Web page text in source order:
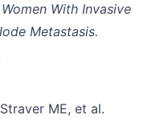
With Invasive
Metastasis.
ME, et al.